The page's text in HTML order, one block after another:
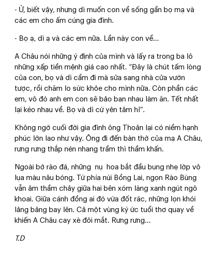
- Ừ, biết vậy, nhưng dì muốn con về sống gần bọ mạ và
các em cho ấm cúng gia đình.
- Bọ ạ, dì ạ và các em nữa. Lần này con về...
A Châu nói những ý định của mình và lấy ra trong ba lô
những xấp tiền mệnh giá cao nhất. “Đây là chút tấm lòng
của con, bọ và dì cầm đi mà sửa sang nhà cửa vườn
tược, rồi chăm lo sức khỏe cho mình nữa. Còn phần các
em, vô đó anh em con sẽ bảo ban nhau làm ăn. Tết nhất
lại kéo nhau về. Bọ và dì cứ yên tâm hỉ”.
Không ngờ cuối đời gia đình ông Thoản lại có niềm hạnh
phúc lớn lao như vậy. Ông đi đến bàn thờ của mạ A Châu,
rưng rưng thắp nén nhang trầm thì thầm khấn.
Ngoài bờ rào đá, những nụ hoa bắt đầu bung nhẹ lớp vỏ
lụa màu nâu bóng. Từ phía núi Bồng Lai, ngọn Rào Bùng
vẫn âm thầm chảy giữa hai bên xóm làng xanh ngút ngô
khoai. Giữa cánh đồng ai đó vừa đốt rác, những lọn khói
lảng bảng bay lên. Cả một vùng ký ức tuổi thơ quay về
khiến A Châu cay xè đôi mắt. Rưng rưng...
T.D